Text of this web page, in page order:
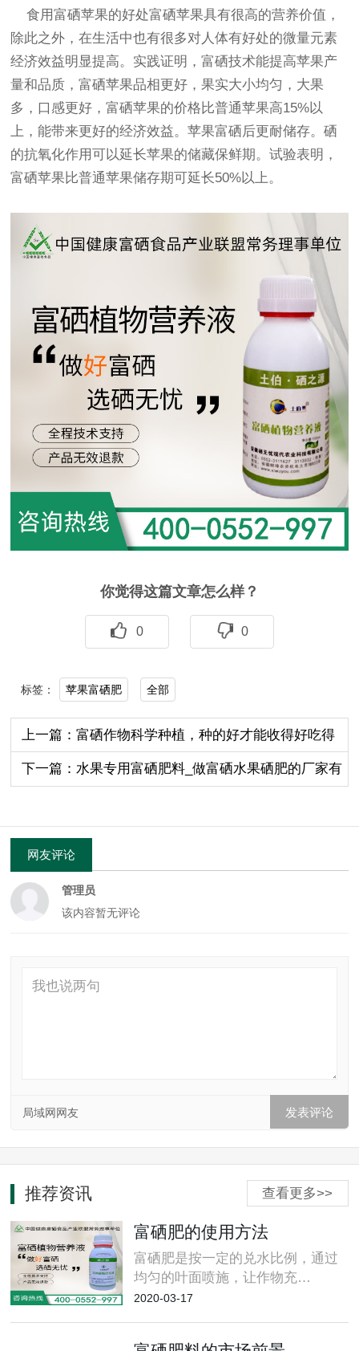
食用富硒苹果的好处富硒苹果具有很高的营养价值，
除此之外，在生活中也有很多对人体有好处的微量元素
经济效益明显提高。实践证明，富硒技术能提高苹果产
量和品质，富硒苹果品相更好，果实大小均匀，大果
多，口感更好，富硒苹果的价格比普通苹果高15%以
上，能带来更好的经济效益。苹果富硒后更耐储存。硒
的抗氧化作用可以延长苹果的储藏保鲜期。试验表明，
富硒苹果比普通苹果储存期可延长50%以上。
你觉得这篇文章怎么样？
0 0
标签： 苹果富硒肥 全部
上一篇：富硒作物科学种植，种的好才能收得好吃得
好！
下一篇：水果专用富硒肥料_做富硒水果硒肥的厂家有
网友评论
管理员
该内容暂无评论
局域网网友
查看更多>>
推荐资讯
富硒肥的使用方法
富硒肥是按一定的兑水比例，通过
均匀的叶面喷施，让作物充…
2020-03-17